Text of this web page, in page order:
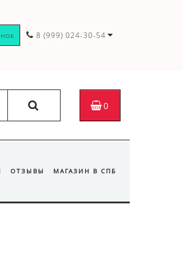
8 (999) 024-30-54
0
ОТЗЫВЫ МАГАЗИН В СПБ